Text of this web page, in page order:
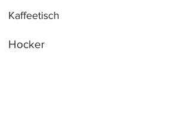
Kaffeetisch
Hocker